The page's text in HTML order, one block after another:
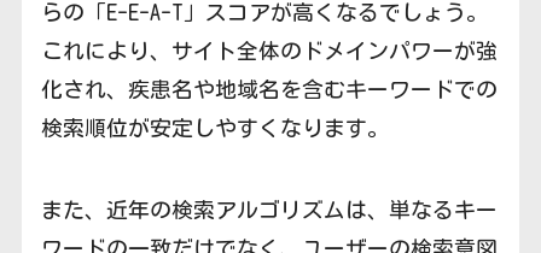
らの「E-E-A-T」スコアが高くなるでしょう。
これにより、サイト全体のドメインパワーが強
化され、疾患名や地域名を含むキーワードでの
検索順位が安定しやすくなります。
また、近年の検索アルゴリズムは、単なるキー
ワードの一致だけでなく、ユーザーの検索意図